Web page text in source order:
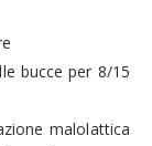
bucce per 8/15
malolattica